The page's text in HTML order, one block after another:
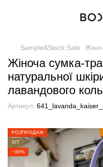
Sample&Stock Sale
Жіноча сумка-
натуральної
лавандового
Артикул:
РОЗПРОДАЖ
ХІТ
−30%